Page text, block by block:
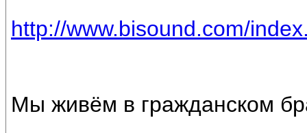
http://www.bisound.com/
Мы живём в гражданском